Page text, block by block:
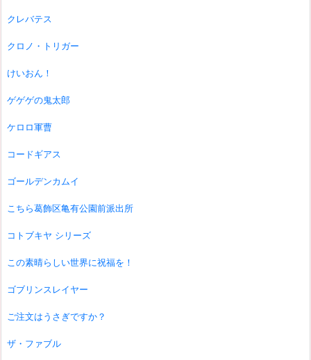
クレバテス
クロノ・トリガー
けいおん！
ゲゲゲの鬼太郎
ケロロ軍曹
コードギアス
ゴールデンカムイ
こちら葛飾区亀有公園前派出所
コトブキヤ シリーズ
この素晴らしい世界に祝福を！
ゴブリンスレイヤー
ご注文はうさぎですか？
ザ・ファブル